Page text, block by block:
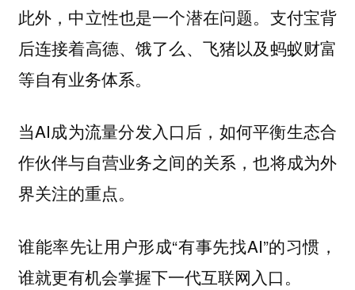
此外，中立性也是一个潜在问题。 支付宝背
后连接着高德、饿了么、飞猪以及蚂蚁财富
等自有业务体系。
当AI成为流量分发入口后，如何平衡生态合
作伙伴与自营业务之间的关系，也将成为外
界关注的重点。
谁能率先让用户形成“有事先找AI”的习惯，
谁就更有机会掌握下一代互联网入口。